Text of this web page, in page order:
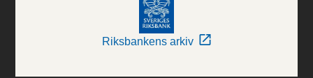
Riksbankens arkiv